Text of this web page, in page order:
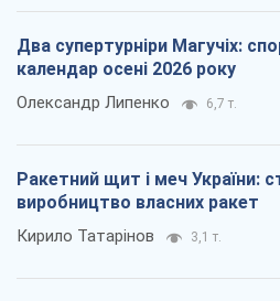
Два супертурніри Магучіх:
календар осені 2026 року
Олександр Липенко 6,7 т.
Ракетний щит і меч України:
виробництво власних ракет
Кирило Татарінов 3,1 т.